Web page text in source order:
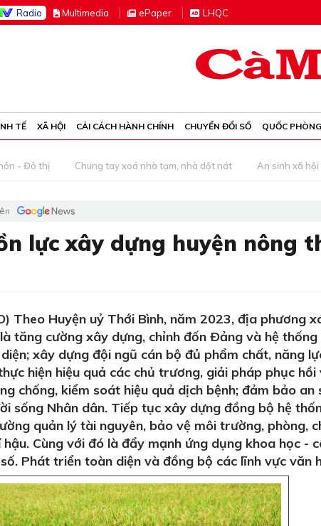
Radio Multimedia ePaper LHQC
TẾ XÃ HỘI CẢI CÁCH HÀNH CHÍNH CHUYỂN ĐỔI SỐ QUỐC
- Đô thị Chung tay xoá nhà tạm, nhà dột nát An sinh xã hội
lực xây dựng huyện nông
Theo Huyện uỷ Thới Bình, năm 2023, địa phương
tăng cường xây dựng, chỉnh đốn Ðảng và hệ
xây dựng đội ngũ cán bộ đủ phẩm chất, năng
hiện hiệu quả các chủ trương, giải pháp phục
chống, kiểm soát hiệu quả dịch bệnh; đảm bảo an
sống Nhân dân. Tiếp tục xây dựng đồng bộ hệ
quản lý tài nguyên, bảo vệ môi trường, phòng,
hậu. Cùng với đó là đẩy mạnh ứng dụng khoa học -
Phát triển toàn diện và đồng bộ các lĩnh vực văn